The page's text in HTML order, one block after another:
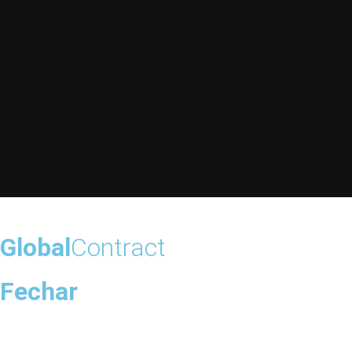
Global Contract
Fechar